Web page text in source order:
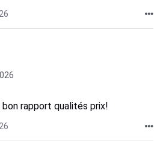
rapport qualités prix!